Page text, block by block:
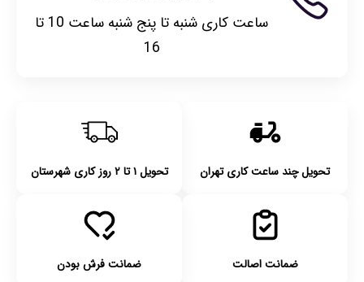
ساعت کاری شنبه تا پنج شنبه ساعت 10 تا
16
تحویل چند ساعت کاری تهران تحویل ۱ تا ۲ روز کاری شهرستان
ضمانت اصالت ضمانت فرش بودن